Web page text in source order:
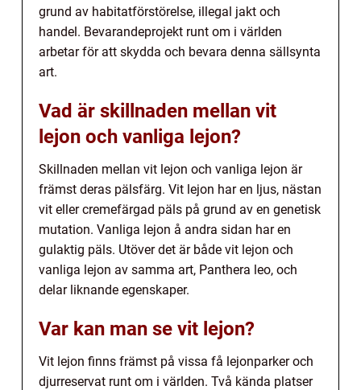
grund av habitatförstörelse, illegal jakt och
handel. Bevarandeprojekt runt om i världen
arbetar för att skydda och bevara denna sällsynta
art.
Vad är skillnaden mellan vit
lejon och vanliga lejon?
Skillnaden mellan vit lejon och vanliga lejon är
främst deras pälsfärg. Vit lejon har en ljus, nästan
vit eller cremefärgad päls på grund av en genetisk
mutation. Vanliga lejon å andra sidan har en
gulaktig päls. Utöver det är både vit lejon och
vanliga lejon av samma art, Panthera leo, och
delar liknande egenskaper.
Var kan man se vit lejon?
Vit lejon finns främst på vissa få lejonparker och
djurreservat runt om i världen. Två kända platser